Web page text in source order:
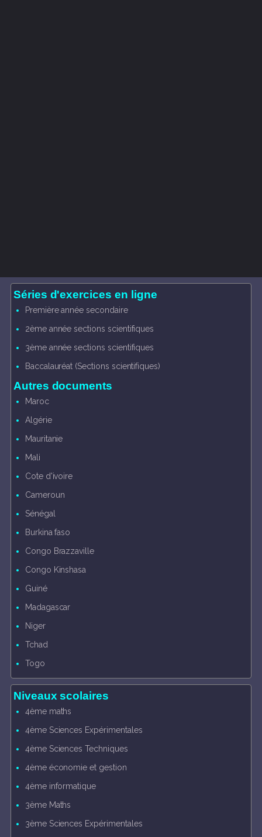
Séries d'exercices en ligne
Première année secondaire
2ème année sections scientifiques
3ème année sections scientifiques
Baccalauréat (Sections scientifiques)
Autres documents
Maroc
Algérie
Mauritanie
Mali
Cote d'ivoire
Cameroun
Sénégal
Burkina faso
Congo Brazzaville
Congo Kinshasa
Guiné
Madagascar
Niger
Tchad
Togo
Niveaux scolaires
4ème maths
4ème Sciences Expérimentales
4ème Sciences Techniques
4ème économie et gestion
4ème informatique
3ème Maths
3ème Sciences Expérimentales